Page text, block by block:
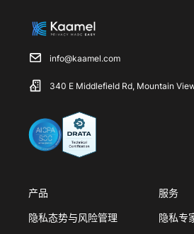
info@kaamel.com
340 E Middlefield Rd, Mountain
产品
隐私态势与风险管理
服务
隐私专